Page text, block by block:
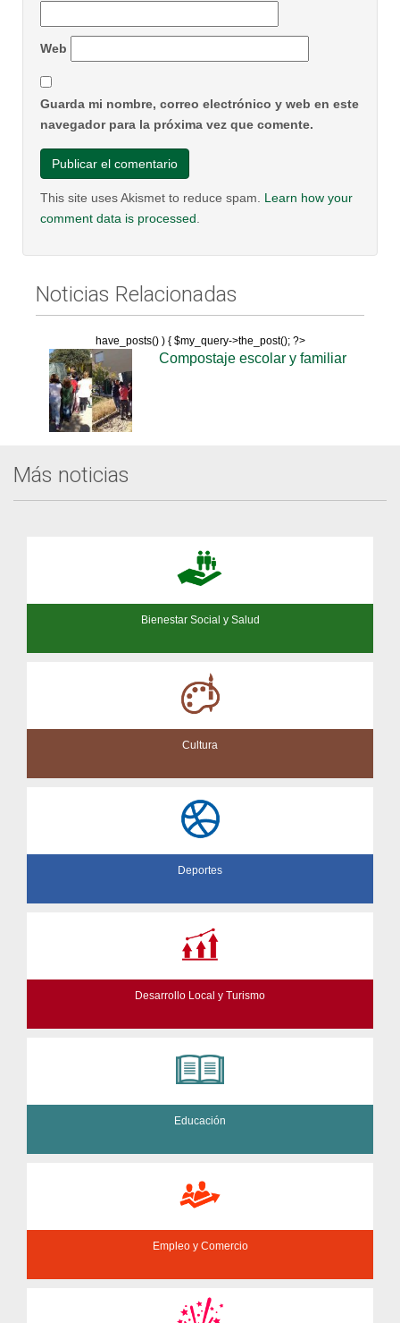
Web
Guarda mi nombre, correo electrónico y web en este
navegador para la próxima vez que comente.
This site uses Akismet to reduce spam. Learn how your
comment data is processed
Noticias Relacionadas
have_posts() ) { $my_query->the_post(); ?>
Compostaje escolar y familiar
Más noticias
Bienestar Social y Salud
Cultura
Deportes
Desarrollo Local y Turismo
Educación
Empleo y Comercio